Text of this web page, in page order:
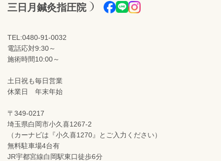
三日月鍼灸指圧院
TEL:0480-91-0032
電話応対9:30～
施術時間10:00～
土日祝も毎日営業
休業日 年末年始
〒349-0217
埼玉県白岡市小久喜1267-2
（カーナビは『小久喜1270』とご入力ください）
無料駐車場4台有
JR宇都宮線白岡駅東口徒歩6分